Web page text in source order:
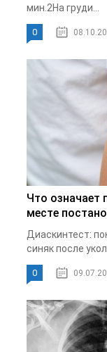
мин.2На груди...
0
Что означает
месте
Диаскинтест:
синяк после
0